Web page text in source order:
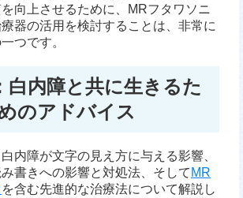
向上させるために、MRフタワソニ
器の活用を検討することは、非常に
つです。
白内障と共に生きるた
のアドバイス
内障が文字の見え方に与える影響、
書きへの影響と対処法、そして MR
を含む先進的な治療法について解説し